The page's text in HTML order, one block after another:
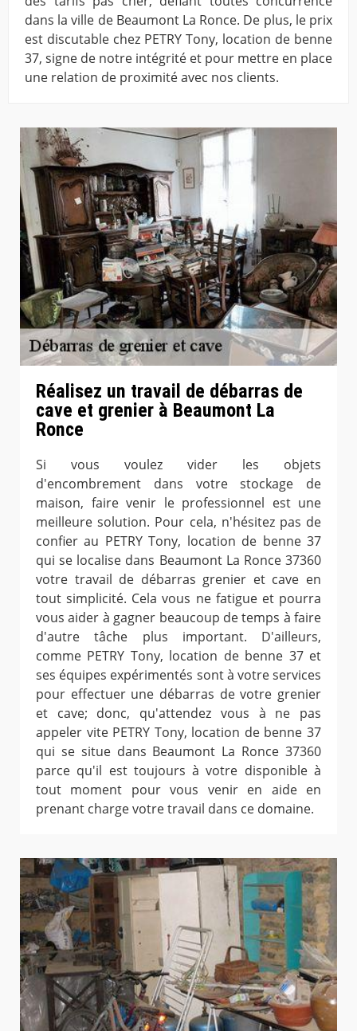
dans la ville de Beaumont La Ronce. De plus, le prix
est discutable chez PETRY Tony, location de benne
37, signe de notre intégrité et pour mettre en place
une relation de proximité avec nos clients.
Réalisez un travail de débarras de
cave et grenier à Beaumont La
Ronce
Si vous voulez vider les objets
d'encombrement dans votre stockage de
maison, faire venir le professionnel est une
meilleure solution. Pour cela, n'hésitez pas de
confier au PETRY Tony, location de benne 37
qui se localise dans Beaumont La Ronce 37360
votre travail de débarras grenier et cave en
tout simplicité. Cela vous ne fatigue et pourra
vous aider à gagner beaucoup de temps à faire
d'autre tâche plus important. D'ailleurs,
comme PETRY Tony, location de benne 37 et
ses équipes expérimentés sont à votre services
pour effectuer une débarras de votre grenier
et cave; donc, qu'attendez vous à ne pas
appeler vite PETRY Tony, location de benne 37
qui se situe dans Beaumont La Ronce 37360
parce qu'il est toujours à votre disponible à
tout moment pour vous venir en aide en
prenant charge votre travail dans ce domaine.